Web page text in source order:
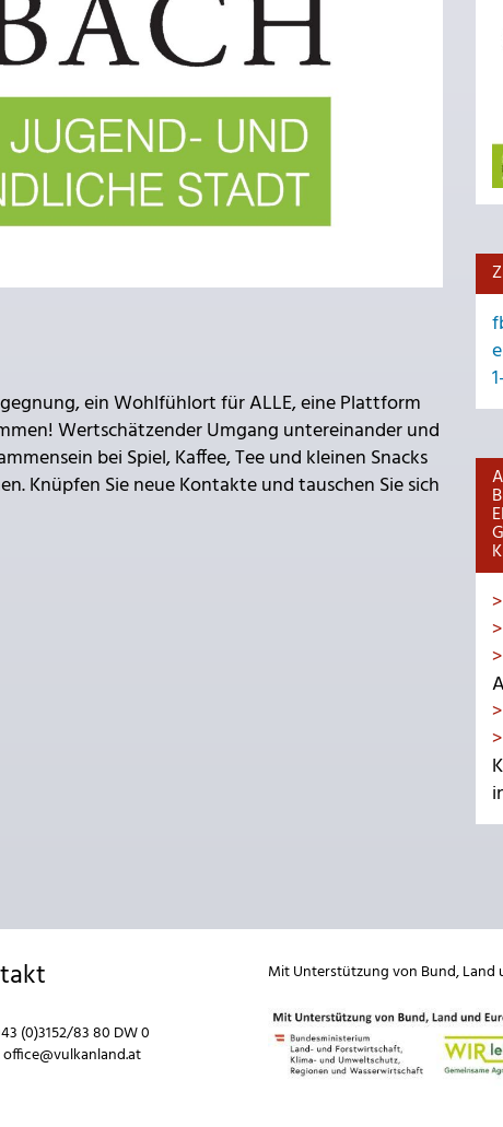
ein Wohlfühlort für ALLE, eine Plattform
Wertschätzender Umgang untereinander und
bei Spiel, Kaffee, Tee und kleinen Snacks
Knüpfen Sie neue Kontakte und tauschen Sie sich
(0)3152/83 80 DW 0
office@vulkanland.at
Mit Unterstützung von Bund,Land